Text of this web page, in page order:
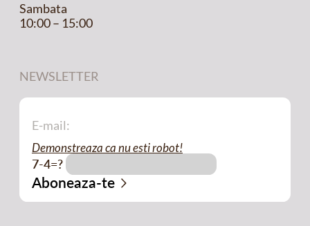
Sambata
10:00 – 15:00
NEWSLETTER
Demonstreaza ca nu esti robot!
7-4=?